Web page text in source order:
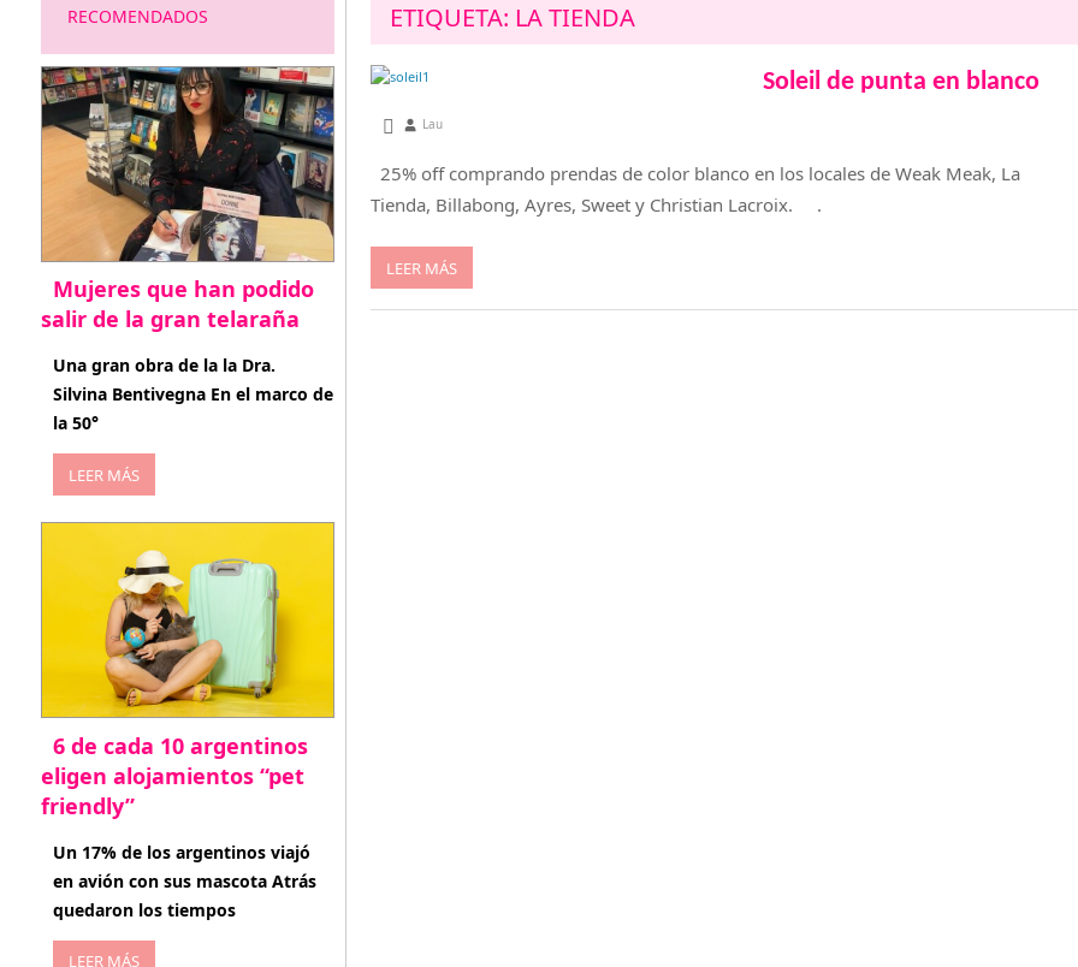
ETIQUETA: LA TIENDA
Soleil de punta en blanco
diciembre 31, 2012
Lau
25% off comprando prendas de color blanco en los locales de Weak Meak, La
Tienda, Billabong, Ayres, Sweet y Christian Lacroix. .
LEER MÁS
RECOMENDADOS
Mujeres que han podido
salir de la gran telaraña
abril 29, 2026
Una gran obra de la la Dra.
Silvina Bentivegna En el marco de
la 50°
LEER MÁS
6 de cada 10 argentinos
eligen alojamientos “pet
friendly”
abril 27, 2026
Un 17% de los argentinos viajó
en avión con sus mascota Atrás
quedaron los tiempos
LEER MÁS